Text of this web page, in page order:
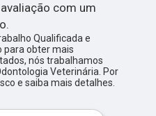
com um
Qualificada e
para obter mais
nós trabalhamos
Veterinária. Por
e saiba mais detalhes.